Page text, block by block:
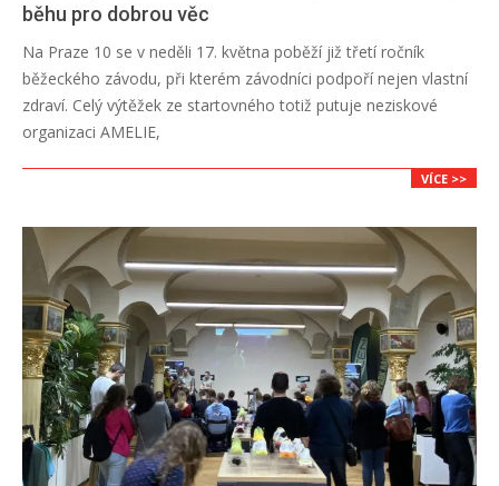
běhu pro dobrou věc
Na Praze 10 se v neděli 17. května poběží již třetí ročník
běžeckého závodu, při kterém závodníci podpoří nejen vlastní
zdraví. Celý výtěžek ze startovného totiž putuje neziskové
organizaci AMELIE,
VÍCE >>